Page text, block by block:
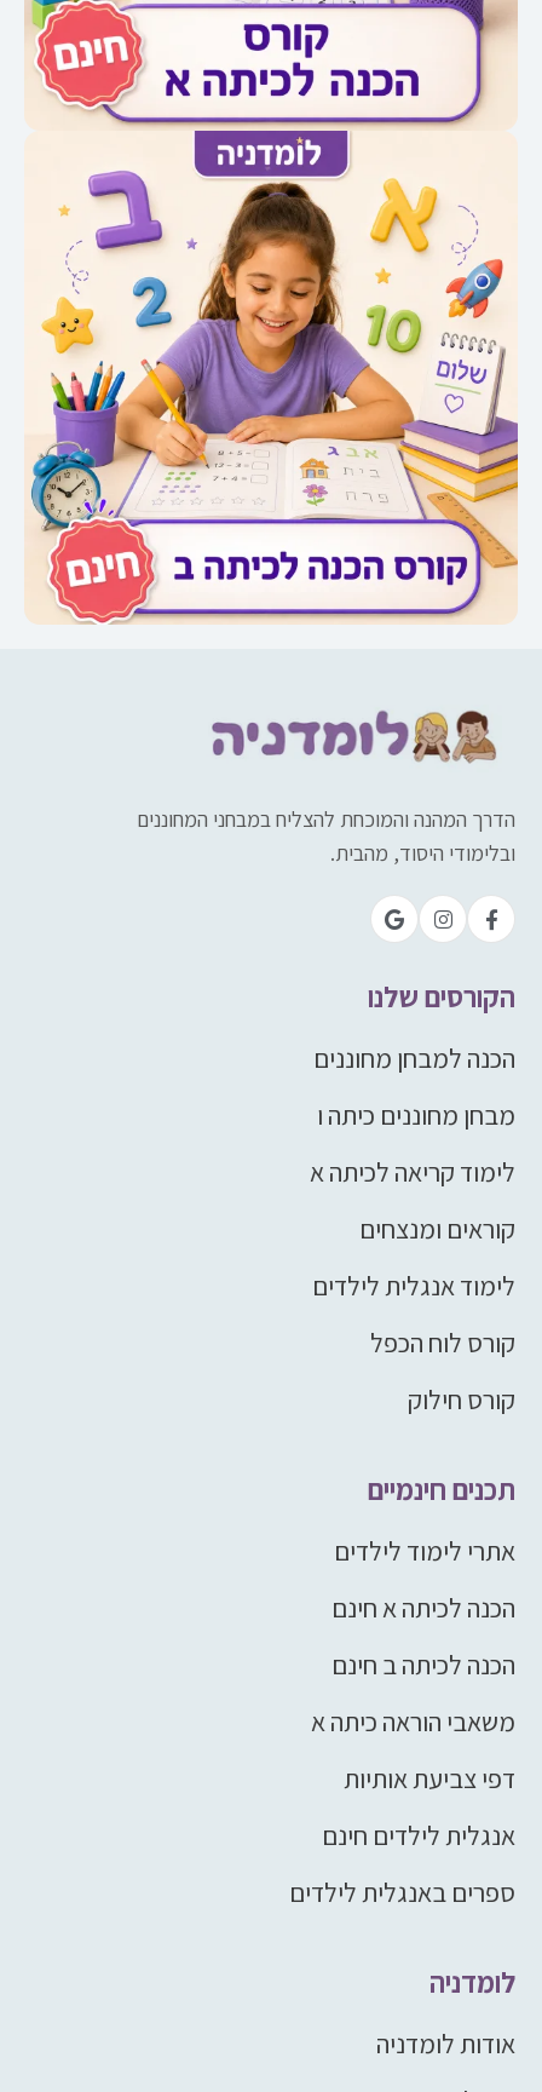
הדרך המהנה והמוכחת להצליח במבחני המחוננים
ובלימודי היסוד, מהבית.
הקורסים שלנו
הכנה למבחן מחוננים
מבחן מחוננים כיתה ו
לימוד קריאה לכיתה א
קוראים ומנצחים
לימוד אנגלית לילדים
קורס לוח הכפל
קורס חילוק
תכנים חינמיים
אתרי לימוד לילדים
הכנה לכיתה א חינם
הכנה לכיתה ב חינם
משאבי הוראה כיתה א
דפי צביעת אותיות
אנגלית לילדים חינם
ספרים באנגלית לילדים
לומדניה
אודות לומדניה